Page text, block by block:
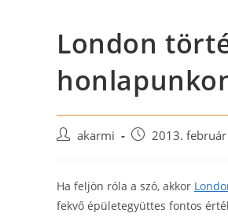
London
Postakarmi
Post 2013.
Ha feljön róla a szó, akkor
fekvő épületegyüttes fontos